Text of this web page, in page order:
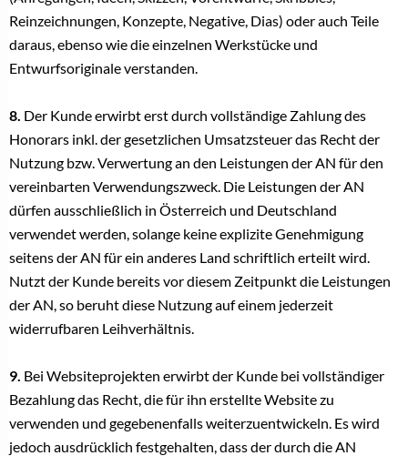
Reinzeichnungen, Konzepte, Negative, Dias) oder auch Teile
daraus, ebenso wie die einzelnen Werkstücke und
Entwurfsoriginale verstanden.
8. Der Kunde erwirbt erst durch vollständige Zahlung des
Honorars inkl. der gesetzlichen Umsatzsteuer das Recht der
Nutzung bzw. Verwertung an den Leistungen der AN für den
vereinbarten Verwendungszweck. Die Leistungen der AN
dürfen ausschließlich in Österreich und Deutschland
verwendet werden, solange keine explizite Genehmigung
seitens der AN für ein anderes Land schriftlich erteilt wird.
Nutzt der Kunde bereits vor diesem Zeitpunkt die Leistungen
der AN, so beruht diese Nutzung auf einem jederzeit
widerrufbaren Leihverhältnis.
9. Bei Websiteprojekten erwirbt der Kunde bei vollständiger
Bezahlung das Recht, die für ihn erstellte Website zu
verwenden und gegebenenfalls weiterzuentwickeln. Es wird
jedoch ausdrücklich festgehalten, dass der durch die AN